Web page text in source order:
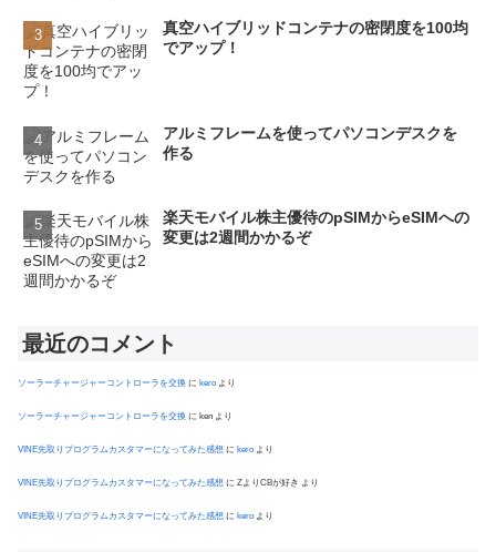
真空ハイブリッドコンテナの密閉度を100均
でアップ！
アルミフレームを使ってパソコンデスクを
作る
楽天モバイル株主優待のpSIMからeSIMへの
変更は2週間かかるぞ
最近のコメント
ソーラーチャージャーコントローラを交換 に kero より
ソーラーチャージャーコントローラを交換 に ken より
VINE先取りプログラムカスタマーになってみた感想 に kero より
VINE先取りプログラムカスタマーになってみた感想 に ZよりCBが好き より
VINE先取りプログラムカスタマーになってみた感想 に kero より